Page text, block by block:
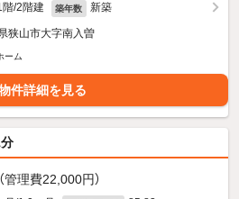
階/2階建 築年数 新築
狭山市大字南入曽
ーム
件詳細を見る
（管理費22,000円）